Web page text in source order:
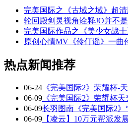
完美国际之《古域之域》超
轮回殿剑灵视角诠释JO并不
完美国际作品之《美少女战士
原创心情MV《伶仃谣》一曲
热点新闻推荐
06-24 《完美国际2》荣耀杯-
06-09 《完美国际2》荣耀杯
06-09长羽图南《完美国际2
06-09 【凌云】10万元帮派发